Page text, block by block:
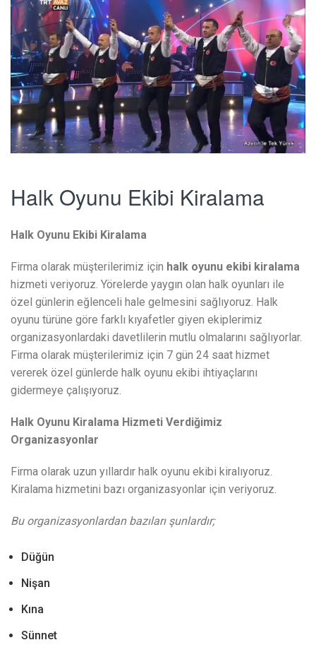
Halk Oyunu Ekibi Kiralama
Halk Oyunu Ekibi Kiralama
Firma olarak müşterilerimiz için halk oyunu ekibi kiralama
hizmeti veriyoruz. Yörelerde yaygın olan halk oyunları ile
özel günlerin eğlenceli hale gelmesini sağlıyoruz. Halk
oyunu türüne göre farklı kıyafetler giyen ekiplerimiz
organizasyonlardaki davetlilerin mutlu olmalarını sağlıyorlar.
Firma olarak müşterilerimiz için 7 gün 24 saat hizmet
vererek özel günlerde halk oyunu ekibi ihtiyaçlarını
gidermeye çalışıyoruz.
Halk Oyunu Kiralama Hizmeti Verdiğimiz
Organizasyonlar
Firma olarak uzun yıllardır halk oyunu ekibi kiralıyoruz.
Kiralama hizmetini bazı organizasyonlar için veriyoruz.
Bu organizasyonlardan bazıları şunlardır;
Düğün
Nişan
Kına
Sünnet